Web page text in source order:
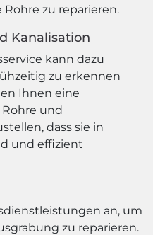
zu reparieren.
Kanalisation
kann dazu
zu erkennen
Ihnen eine
und
dass sie in
und effizient
an, um
zu reparieren.